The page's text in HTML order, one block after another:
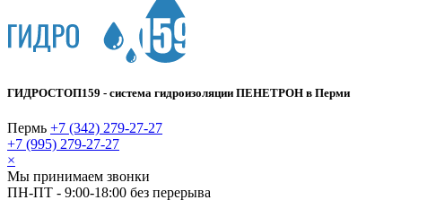
ГИДРОСТОП159 - система гидроизоляции ПЕНЕТРОН в Перми
Пермь +7 (342) 279-27-27
+7 (995) 279-27-27
×
Мы принимаем звонки
ПН-ПТ - 9:00-18:00 без перерыва